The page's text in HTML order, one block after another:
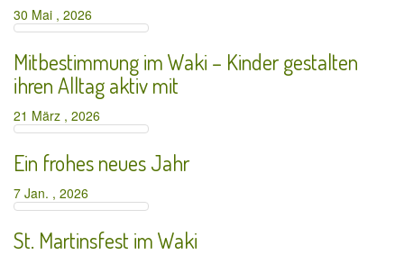
30 Mai , 2026
Mitbestimmung im Waki – Kinder gestalten
ihren Alltag aktiv mit
21 März , 2026
Ein frohes neues Jahr
7 Jan. , 2026
St. Martinsfest im Waki